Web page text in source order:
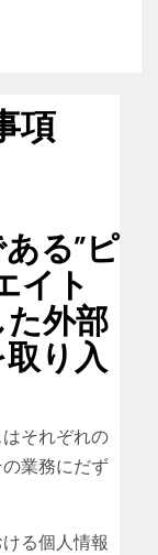
項
る”ピ
イト
外部
り入
それぞれの
業務にだず
る個人情報